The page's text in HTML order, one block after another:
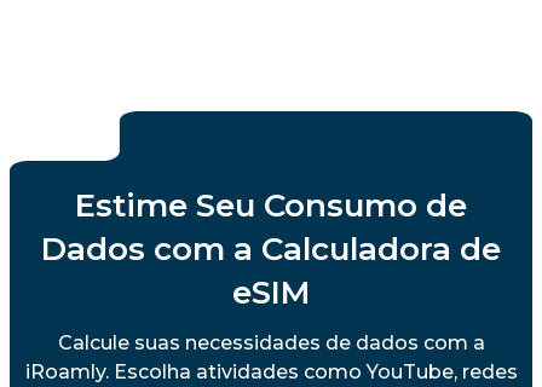
Estime Seu Consumo de
Dados com a Calculadora de
eSIM
Calcule suas necessidades de dados com a
iRoamly. Escolha atividades como YouTube, redes